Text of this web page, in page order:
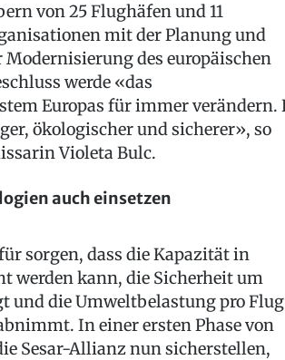
von 25 Flughäfen und 11
mit der Planung und
des europäischen
werde «das
Europas für immer verändern.
ökologischer und sicherer», so
Violeta Bulc.
auch einsetzen
sorgen, dass die Kapazität in
werden kann, die Sicherheit um
und die Umweltbelastung pro Flug
In einer ersten Phase von
Sesar-Allianz nun sicherstellen,